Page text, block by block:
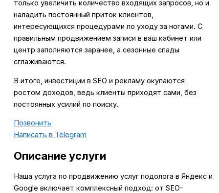
только увеличить количество входящих запросов, но и
наладить постоянный приток клиентов,
интересующихся процедурами по уходу за ногами. С
правильным продвижением записи в ваш кабинет или
центр заполняются заранее, а сезонные спады
сглаживаются.
В итоге, инвестиции в SEO и рекламу окупаются
ростом доходов, ведь клиенты приходят сами, без
постоянных усилий по поиску.
Позвонить
Написать в Telegram
Описание услуги
Наша услуга по продвижению услуг подолога в Яндекс и
Google включает комплексный подход: от SEO-